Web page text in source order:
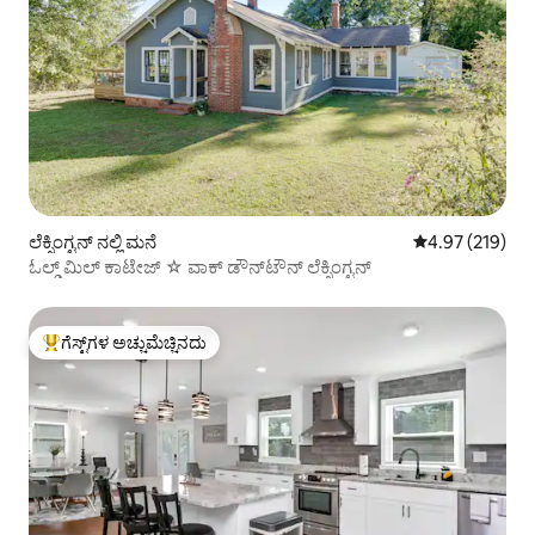
ಲೆಕ್ಸಿಂಗ್ಟನ್ ನಲ್ಲಿ ಮನೆ 5 ರಲ್ಲಿ 4.97
4.97 (219)
ಓಲ್ಡ್ ಮಿಲ್ ಕಾಟೇಜ್ ☆ ವಾಕ್ ಡೌನ್‌ಟೌನ್ ಲೆಕ್ಸಿಂಗ್ಟನ್
ಗೆಸ್ಟ್‌ಗಳಿಗೆ ಅತಿ ಹೆಚ್ಚು ಅಚ್ಚುಮೆಚ್ಚಿನದು
ಗೆಸ್ಟ್‌ಗಳ ಅಚ್ಚುಮೆಚ್ಚಿನದು